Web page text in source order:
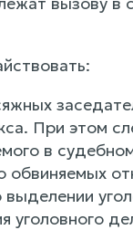
При этом
в